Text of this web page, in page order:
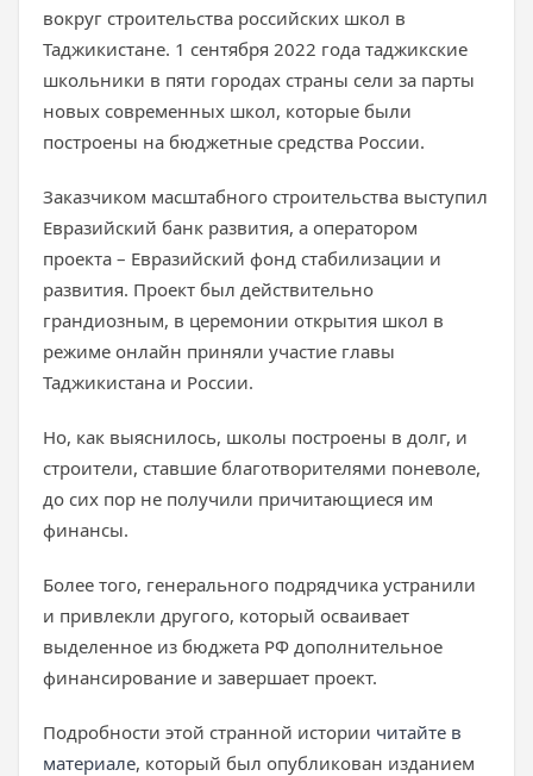
вокруг строительства российских школ в
Таджикистане. 1 сентября 2022 года таджикские
школьники в пяти городах страны сели за парты
новых современных школ, которые были
построены на бюджетные средства России.
Заказчиком масштабного строительства выступил
Евразийский банк развития, а оператором
проекта – Евразийский фонд стабилизации и
развития. Проект был действительно
грандиозным, в церемонии открытия школ в
режиме онлайн приняли участие главы
Таджикистана и России.
Но, как выяснилось, школы построены в долг, и
строители, ставшие благотворителями поневоле,
до сих пор не получили причитающиеся им
финансы.
Более того, генерального подрядчика устранили
и привлекли другого, который осваивает
выделенное из бюджета РФ дополнительное
финансирование и завершает проект.
Подробности этой странной истории читайте в
материале, который был опубликован изданием